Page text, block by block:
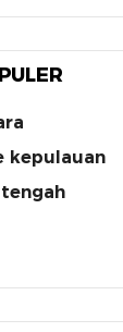
kepulauan